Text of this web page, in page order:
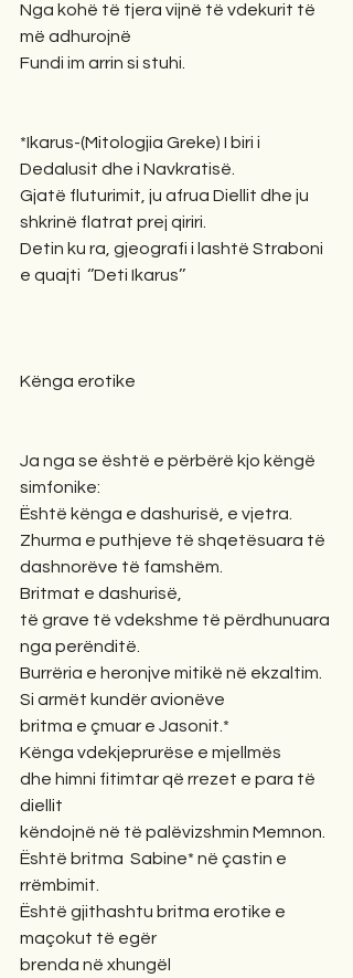
Nga kohë të tjera vijnë të vdekurit të
më adhurojnë
Fundi im arrin si stuhi.
*Ikarus-(Mitologjia Greke) I biri i
Dedalusit dhe i Navkratisë.
Gjatë fluturimit, ju afrua Diellit dhe ju
shkrinë flatrat prej qiriri.
Detin ku ra, gjeografi i lashtë Straboni
e quajti  ‘’Deti Ikarus’’
Kënga erotike
Ja nga se është e përbërë kjo këngë
simfonike:
Është kënga e dashurisë, e vjetra.
Zhurma e puthjeve të shqetësuara të
dashnorëve të famshëm.
Britmat e dashurisë,
të grave të vdekshme të përdhunuara
nga perënditë.
Burrëria e heronjve mitikë në ekzaltim.
Si armët kundër avionëve
britma e çmuar e Jasonit.*
Kënga vdekjeprurëse e mjellmës
dhe himni fitimtar që rrezet e para të
diellit
këndojnë në të palëvizshmin Memnon.
Është britma  Sabine* në çastin e
rrëmbimit.
Është gjithashtu britma erotike e
maçokut të egër
brenda në xhungël